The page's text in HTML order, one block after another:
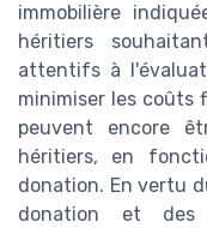
immobilière
héritiers
attentifs à
minimiser les coûts
peuvent encore
héritiers, en
donation. En vertu
donation et des